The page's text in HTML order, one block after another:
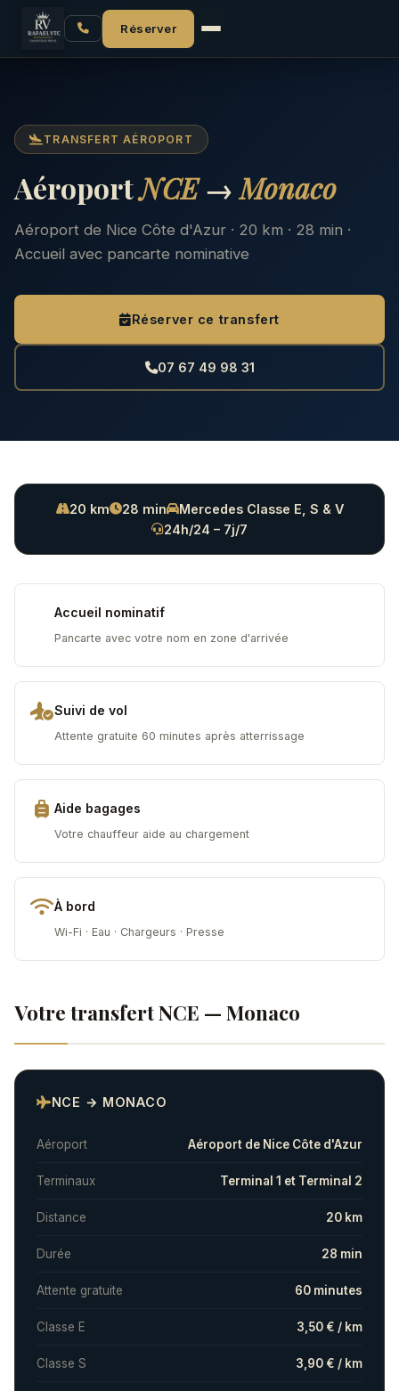
Réserver
Accueil Aéroport NCE
TRANSFERT AÉROPORT
AéroportNCE→Monaco
Aéroport de Nice Côte d'Azur · 20 km · 28 min ·
Accueil avec pancarte nominative
Réserver ce transfert
07 67 49 98 31
20 km 28 min
Mercedes Classe E, S & V
24h/24 – 7j/7
Accueil nominatif
Pancarte avec votre nom en zone d'arrivée
Suivi de vol
Attente gratuite 60 minutes après atterrissage
Aide bagages
Votre chauffeur aide au chargement
À bord
Wi-Fi · Eau · Chargeurs · Presse
Votre transfert NCE — Monaco
NCE → MONACO
Aéroport Aéroport de Nice Côte d'Azur
Terminaux Terminal 1 et Terminal 2
Distance 20 km
Durée 28 min
Attente gratuite 60 minutes
Classe E 3,50 € / km
Classe S 3,90 € / km